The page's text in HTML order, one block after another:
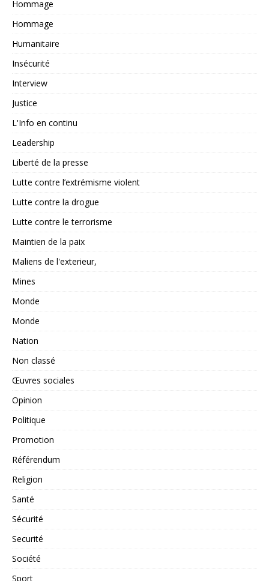
Hommage
Hommage
Humanitaire
Insécurité
Interview
Justice
L'Info en continu
Leadership
Liberté de la presse
Lutte contre l’extrémisme violent
Lutte contre la drogue
Lutte contre le terrorisme
Maintien de la paix
Maliens de l'exterieur,
Mines
Monde
Monde
Nation
Non classé
Œuvres sociales
Opinion
Politique
Promotion
Référendum
Religion
Santé
Sécurité
Securité
Société
Sport